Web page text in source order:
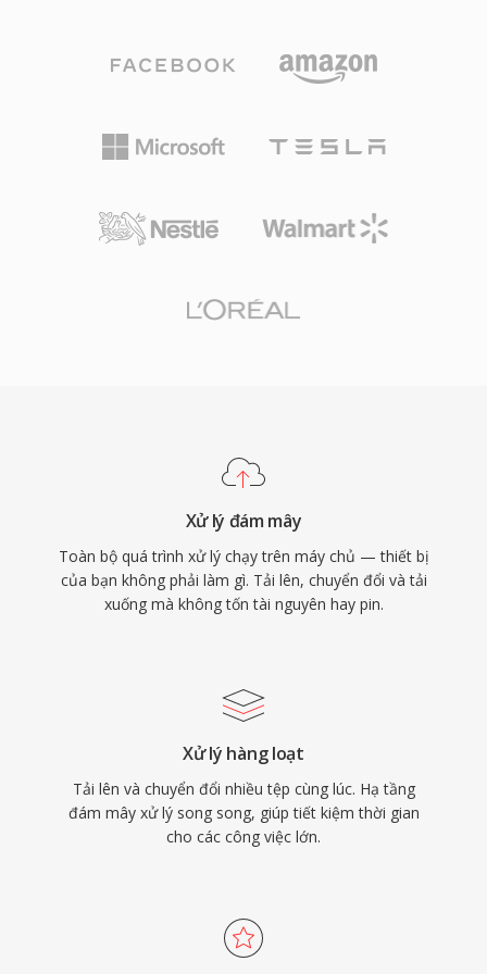
cậy trên nhiều loại thiết bị di động. Mặc dù các
định dạng mới hơn như MP4 đã thay thế 3G2
khi làm việc với nội dung di động cũ và trong
mối quan tâm hàng đầu.
nghĩa nhạc cụ và ghi chú. Các kỹ sư âm thanh
AIFF vì đảm bảo độ trung thực bit-perfect qua
mọi giai đoạn chỉnh sửa và mastering. Một ưu
lượng qua các lần lưu: khác với MP3 hay AAC,
công cụ chuyên nghiệp của Apple bao gồm
cao vượt quá chất lượng CD. Với bất kỳ ai ưu
AIFF vẫn là lựa chọn đáng tin cậy trong ngành
thu âm.
Xử lý đám mây
Toàn bộ quá trình xử lý chạy trên máy chủ — thiết bị
của bạn không phải làm gì. Tải lên, chuyển đổi và tải
xuống mà không tốn tài nguyên hay pin.
Xử lý hàng loạt
Tải lên và chuyển đổi nhiều tệp cùng lúc. Hạ tầng
đám mây xử lý song song, giúp tiết kiệm thời gian
cho các công việc lớn.